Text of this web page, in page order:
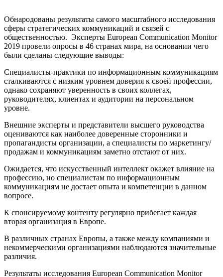
Обнародованы результаты самого масштабного исследования
сферы стратегических коммуникаций и связей с
общественностью. Эксперты European Communication Monitor
2019 провели опросы в 46 странах мира, на основании чего
были сделаны следующие выводы:
Специалисты-практики по информационным коммуникациям
сталкиваются с низким уровнем доверия к cвоей профессии,
однако сохраняют уверенность в своих коллегах,
руководителях, клиентах и аудитории на персональном
уровне.
Внешние эксперты и представители высшего руководства
оцениваются как наиболее доверенные сторонники и
пропагандисты организации, а специалисты по маркетингу/
продажам и коммуникациям заметно отстают от них.
Ожидается, что искусственный интеллект окажет влияние на
профессию, но специалистам по информационным
коммуникациям не достает опыта и компетенции в данном
вопросе.
К спонсируемому контенту регулярно прибегает каждая
вторая организация в Европе.
В различных странах Европы, а также между компаниями и
некоммерческими организациями наблюдаются значительные
различия.
Результаты исследования European Communication Monitor